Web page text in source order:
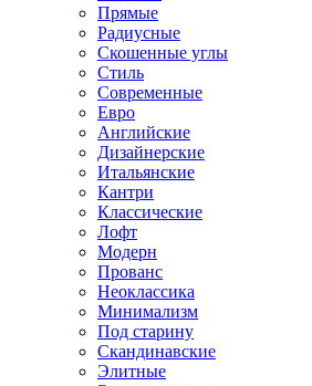
Прямые
Радиусные
Скошенные углы
Стиль
Современные
Евро
Английские
Дизайнерские
Итальянские
Кантри
Классические
Лофт
Модерн
Прованс
Неоклассика
Минимализм
Под старину
Скандинавские
Элитные